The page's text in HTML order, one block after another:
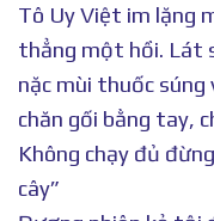
Tô Uy Việt im lặng
thẳng một hồi. Lát
nặc mùi thuốc súng
chăn gối bằng tay,
Không chạy đủ
cây”